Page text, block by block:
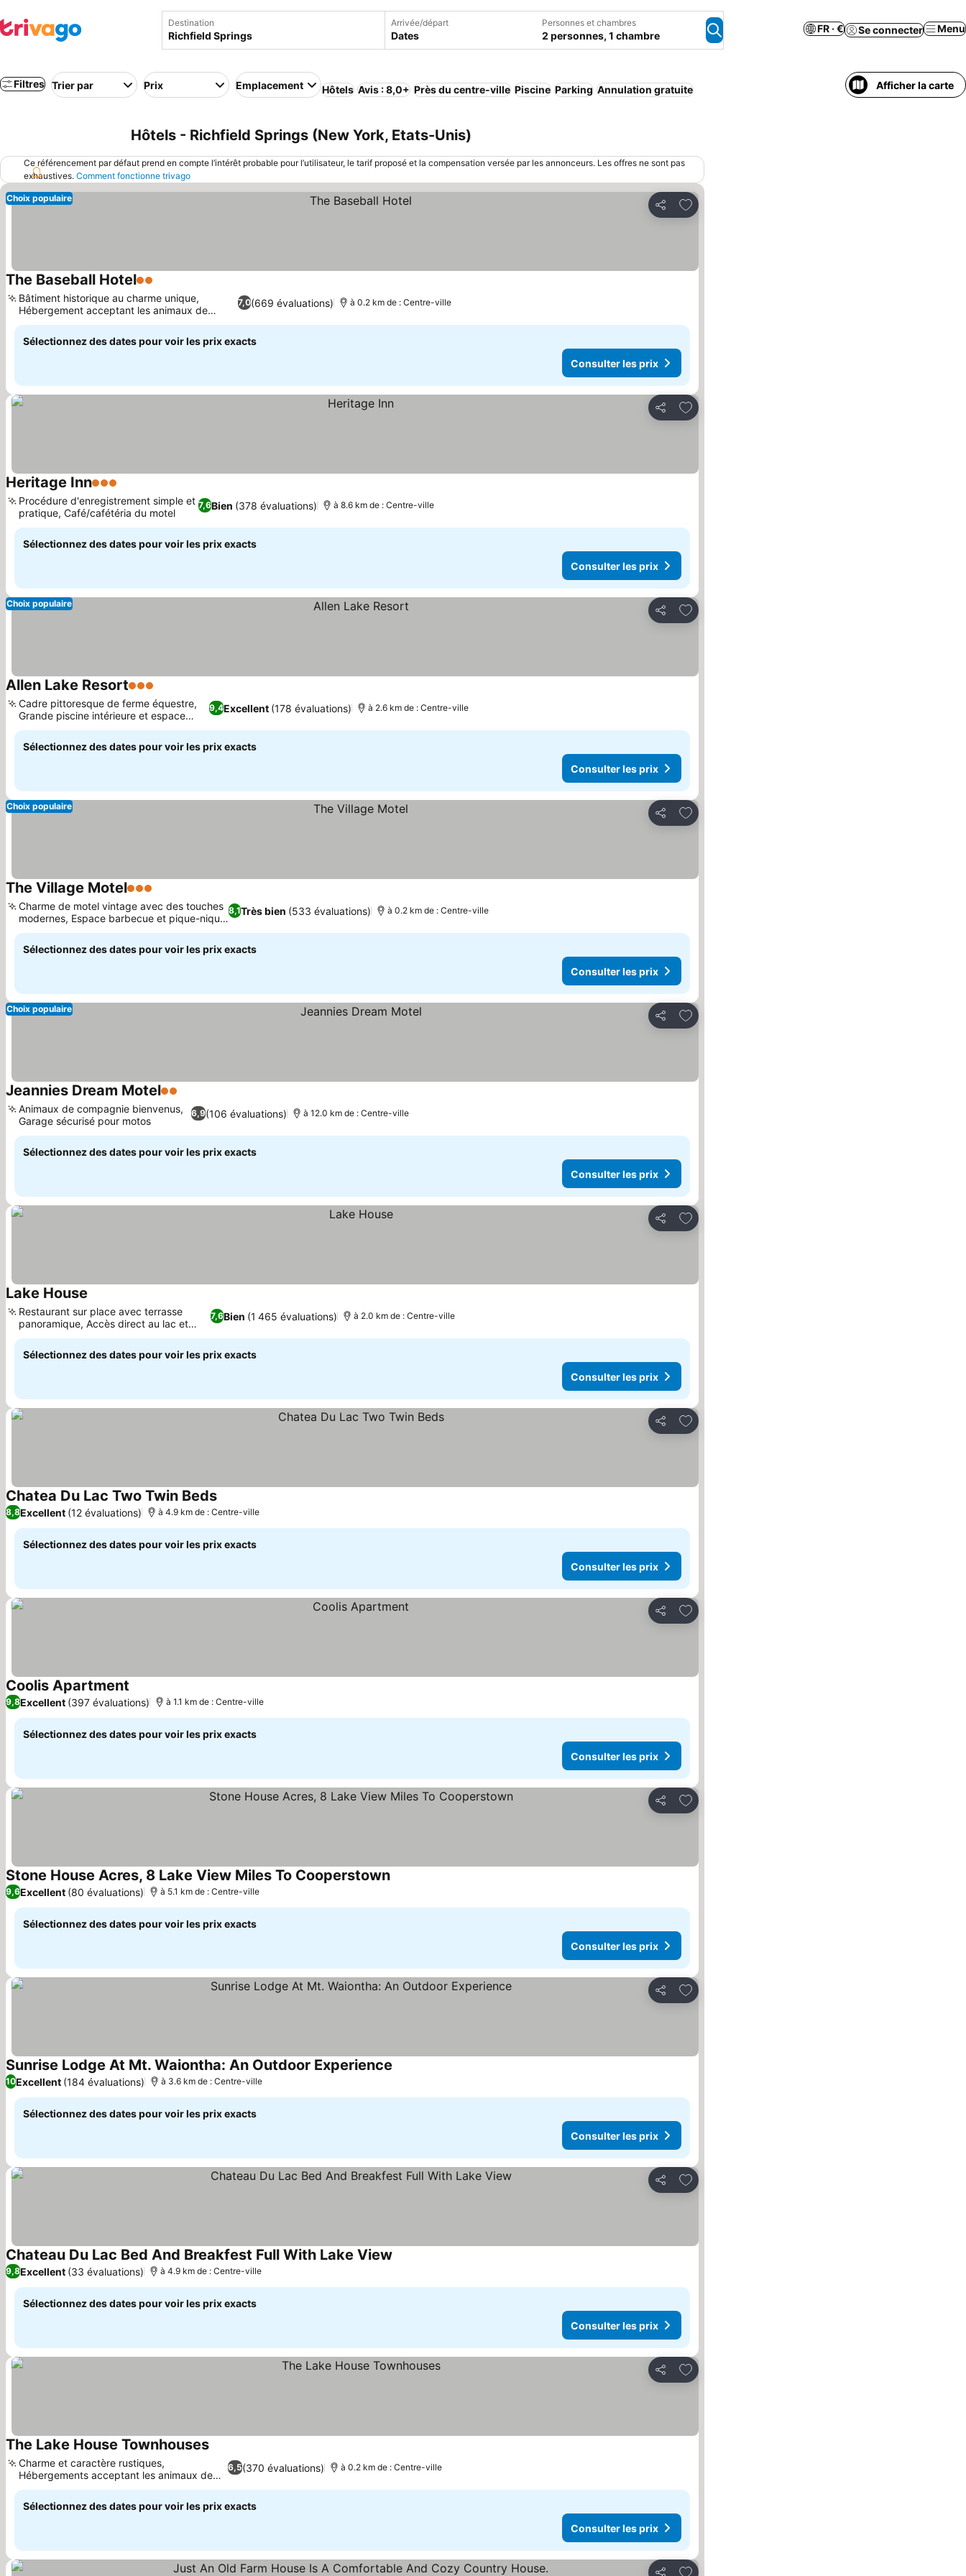
Destination Arrivée/départ
Dates
Personnes et chambres
2 personnes, 1 chambre
FR · € Se connecter Menu
Filtres Trier par Prix Emplacement Hôtels Avis : 8,0+ Près du centre-ville Piscine Parking Annulation gratuite Afficher la carte
Hôtels - Richfield Springs (New York, Etats-Unis)
Ce référencement par défaut prend en compte l’intérêt probable pour l’utilisateur, le tarif proposé et la compensation versée par les annonceurs. Les offres ne sont pas
exhaustives. Comment fonctionne trivago
Partager
Ajouter à mes favoris
Choix populaire
The Baseball Hotel2 Étoiles
7,0(669 évaluations)
Bâtiment historique au charme unique,
Hébergement acceptant les animaux de
compagnie
à 0.2 km de : Centre-ville
Sélectionnez des dates pour voir les prix exacts
Consulter les prix
Partager
Ajouter à mes favoris
Heritage Inn3 Étoiles
7,6Bien (378 évaluations)
Procédure d'enregistrement simple et
pratique, Café/cafétéria du motel
à 8.6 km de : Centre-ville
Sélectionnez des dates pour voir les prix exacts
Consulter les prix
Partager
Ajouter à mes favoris
Choix populaire
Allen Lake Resort3 Étoiles
9,4Excellent (178 évaluations)
Cadre pittoresque de ferme équestre,
Grande piscine intérieure et espace
bien-être
à 2.6 km de : Centre-ville
Sélectionnez des dates pour voir les prix exacts
Consulter les prix
Partager
Ajouter à mes favoris
Choix populaire
The Village Motel3 Étoiles
8,1Très bien (533 évaluations)
Charme de motel vintage avec des touches
modernes, Espace barbecue et pique-nique
extérieur
à 0.2 km de : Centre-ville
Sélectionnez des dates pour voir les prix exacts
Consulter les prix
Partager
Ajouter à mes favoris
Choix populaire
Jeannies Dream Motel2 Étoiles
6,9(106 évaluations)
Animaux de compagnie bienvenus,
Garage sécurisé pour motos
à 12.0 km de : Centre-ville
Sélectionnez des dates pour voir les prix exacts
Consulter les prix
Partager
Ajouter à mes favoris
Lake House
7,6Bien (1 465 évaluations)
Restaurant sur place avec terrasse
panoramique, Accès direct au lac et
activités
à 2.0 km de : Centre-ville
Sélectionnez des dates pour voir les prix exacts
Consulter les prix
Partager
Ajouter à mes favoris
Chatea Du Lac Two Twin BedsConsulter les prix
8,8Excellent (12 évaluations) à 4.9 km de : Centre-ville
Sélectionnez des dates pour voir les prix exacts
Consulter les prix
Partager
Ajouter à mes favoris
Coolis Apartment Consulter les prix
9,8Excellent (397 évaluations) à 1.1 km de : Centre-ville
Sélectionnez des dates pour voir les prix exacts
Consulter les prix
Partager
Ajouter à mes favoris
Stone House Acres, 8 Lake View Miles To CooperstownConsulter les prix
9,6Excellent (80 évaluations) à 5.1 km de : Centre-ville
Sélectionnez des dates pour voir les prix exacts
Consulter les prix
Partager
Ajouter à mes favoris
Sunrise Lodge At Mt. Waiontha: An Outdoor Experience
10Excellent (184 évaluations) à 3.6 km de : Centre-ville
Sélectionnez des dates pour voir les prix exacts
Consulter les prix
Partager
Ajouter à mes favoris
Chateau Du Lac Bed And Breakfest Full With Lake View
9,8Excellent (33 évaluations) à 4.9 km de : Centre-ville
Sélectionnez des dates pour voir les prix exacts
Consulter les prix
Partager
Ajouter à mes favoris
The Lake House TownhousesConsulter les prix
6,5(370 évaluations)
Charme et caractère rustiques,
Hébergements acceptant les animaux de
compagnie
à 0.2 km de : Centre-ville
Sélectionnez des dates pour voir les prix exacts
Consulter les prix
Ajouter à mes favoris